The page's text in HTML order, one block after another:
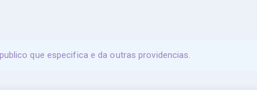
que especifica e da outras providencias.